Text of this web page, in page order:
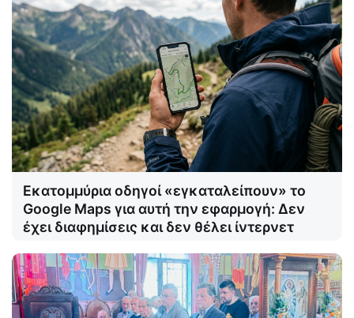
Εκατομμύρια οδηγοί «εγκαταλείπουν» το
Google Maps για αυτή την εφαρμογή: Δεν
έχει διαφημίσεις και δεν θέλει ίντερνετ